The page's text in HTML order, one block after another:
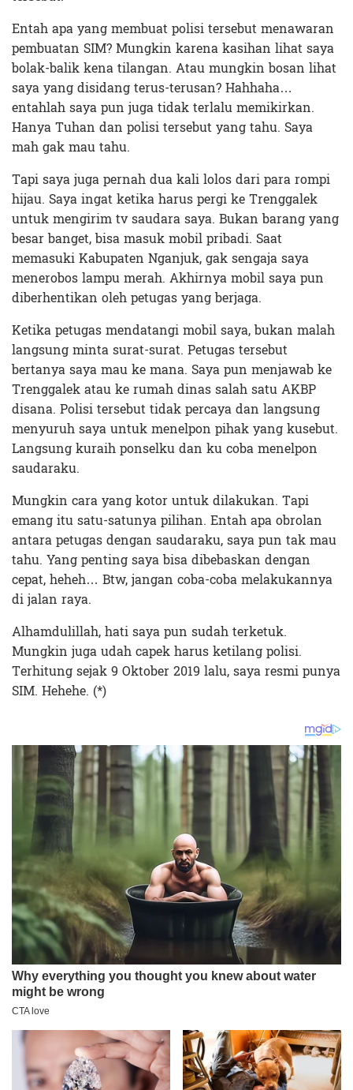
Entah apa yang membuat polisi tersebut menawaran
pembuatan SIM? Mungkin karena kasihan lihat saya
bolak-balik kena tilangan. Atau mungkin bosan lihat
saya yang disidang terus-terusan? Hahhaha…
entahlah saya pun juga tidak terlalu memikirkan.
Hanya Tuhan dan polisi tersebut yang tahu. Saya
mah gak mau tahu.
Tapi saya juga pernah dua kali lolos dari para rompi
hijau. Saya ingat ketika harus pergi ke Trenggalek
untuk mengirim tv saudara saya. Bukan barang yang
besar banget, bisa masuk mobil pribadi. Saat
memasuki Kabupaten Nganjuk, gak sengaja saya
menerobos lampu merah. Akhirnya mobil saya pun
diberhentikan oleh petugas yang berjaga.
Ketika petugas mendatangi mobil saya, bukan malah
langsung minta surat-surat. Petugas tersebut
bertanya saya mau ke mana. Saya pun menjawab ke
Trenggalek atau ke rumah dinas salah satu AKBP
disana. Polisi tersebut tidak percaya dan langsung
menyuruh saya untuk menelpon pihak yang kusebut.
Langsung kuraih ponselku dan ku coba menelpon
saudaraku.
Mungkin cara yang kotor untuk dilakukan. Tapi
emang itu satu-satunya pilihan. Entah apa obrolan
antara petugas dengan saudaraku, saya pun tak mau
tahu. Yang penting saya bisa dibebaskan dengan
cepat, heheh… Btw, jangan coba-coba melakukannya
di jalan raya.
Alhamdulillah, hati saya pun sudah terketuk.
Mungkin juga udah capek harus ketilang polisi.
Terhitung sejak 9 Oktober 2019 lalu, saya resmi punya
SIM. Hehehe. (*)